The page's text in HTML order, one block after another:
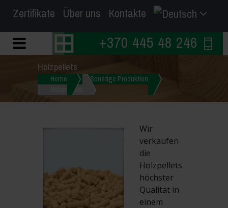
Zertifikate Über uns Kontakte
+370 445 48 246
Holzpellets
Home Sonstige Produktion
Holzpellets
Wir
verkaufen
die
Holzpellets
höchster
Qualität in
einem